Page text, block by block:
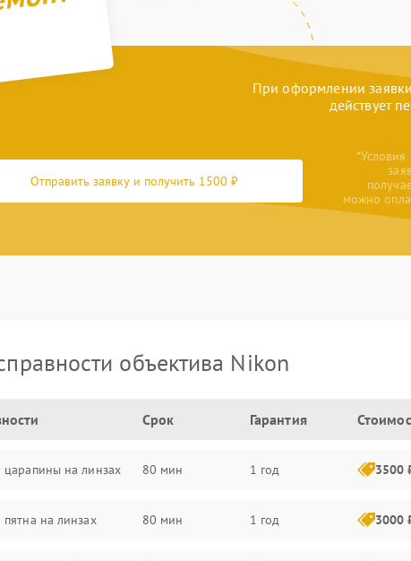
При оформлении
действует
Отправить заявку и получить 1500 ₽
*Условия
можно
объектива Nikon
Срок Гарантия
царапины на линзах 80 мин 1 год 3500
на линзах 80 мин 1 год 3000